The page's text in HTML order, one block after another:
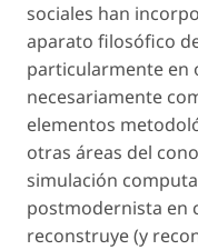
sociales han
aparato filosófico
particularmente en
necesariamente
elementos
otras áreas del
simulación
postmodernista en
reconstruye (y